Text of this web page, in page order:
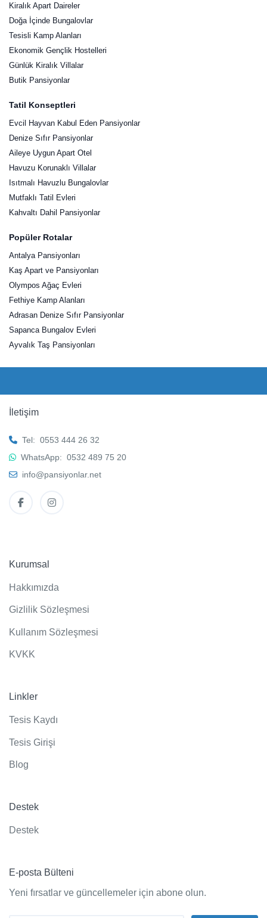
Kiralık Apart Daireler
Doğa İçinde Bungalovlar
Tesisli Kamp Alanları
Ekonomik Gençlik Hostelleri
Günlük Kiralık Villalar
Butik Pansiyonlar
Tatil Konseptleri
Evcil Hayvan Kabul Eden Pansiyonlar
Denize Sıfır Pansiyonlar
Aileye Uygun Apart Otel
Havuzu Korunaklı Villalar
Isıtmalı Havuzlu Bungalovlar
Mutfaklı Tatil Evleri
Kahvaltı Dahil Pansiyonlar
Popüler Rotalar
Antalya Pansiyonları
Kaş Apart ve Pansiyonları
Olympos Ağaç Evleri
Fethiye Kamp Alanları
Adrasan Denize Sıfır Pansiyonlar
Sapanca Bungalov Evleri
Ayvalık Taş Pansiyonları
İletişim
Tel: 0553 444 26 32
WhatsApp: 0532 489 75 20
info@pansiyonlar.net
Kurumsal
Hakkımızda
Gizlilik Sözleşmesi
Kullanım Sözleşmesi
KVKK
Linkler
Tesis Kaydı
Tesis Girişi
Blog
Destek
Destek
E-posta Bülteni
Yeni fırsatlar ve güncellemeler için abone olun.